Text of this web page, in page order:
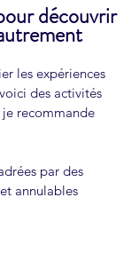
découvrir
les expériences
des activités
recommande
par des
annulables